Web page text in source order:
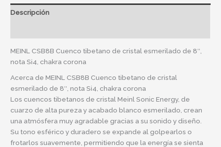
Descripción
MEINL CSB8B Cuenco tibetano de cristal esmerilado de 8″,
nota Si4, chakra corona
Acerca de MEINL CSB8B Cuenco tibetano de cristal
esmerilado de 8″, nota Si4, chakra corona
Los cuencos tibetanos de cristal Meinl Sonic Energy, de
cuarzo de alta pureza y acabado blanco esmerilado, crean
una atmósfera muy agradable gracias a su sonido y diseño.
Su tono esférico y duradero se expande al golpearlos o
frotarlos suavemente, permitiendo que la energía se sienta